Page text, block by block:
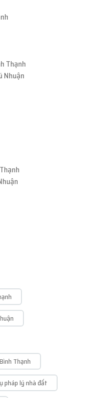
Thạnh
Nhuận
Thạnh
pháp lý nhà đất